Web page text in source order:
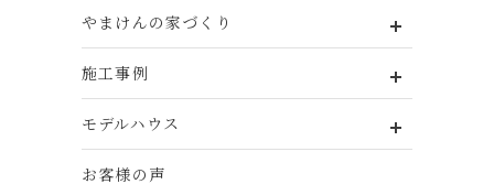
やまけんの家づくり
施工事例
モデルハウス
お客様の声